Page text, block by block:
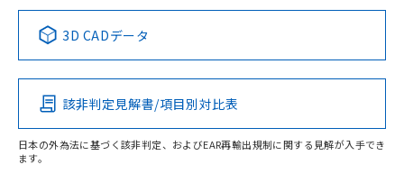
Pb Hg Cd Cr(VI)
O
この製品の規格認証/適合状況ページへ
その他の認証はこちらのページからご検索ください
3D CADデータ
該非判定見解書/項目別対比表
日本の外為法に基づく該非判定、およびEAR再輸出規制に関する見解が入手でき
ます。